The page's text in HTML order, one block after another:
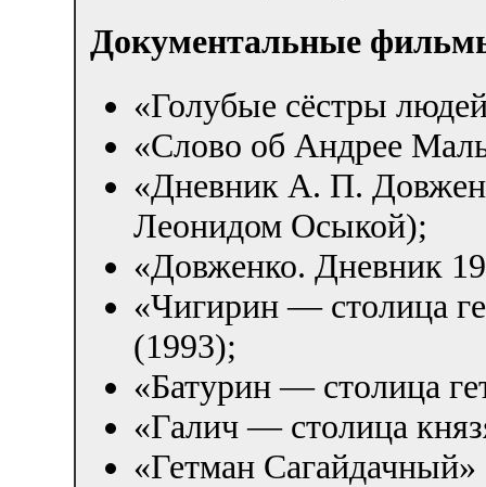
Документальные
«Голубые сёстры
«Слово об Андрее
«Дневник А. П.
Леонидом Осыкой);
«Довженко. Дневник
«Чигирин — столица
(1993);
«Батурин — столица
«Галич — столица
«Гетман